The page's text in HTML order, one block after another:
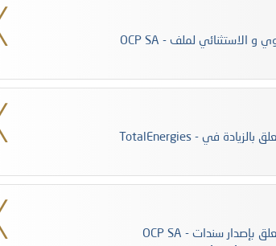
OCP SA - تؤشر الهيئة المغربية لسوق الرساميل على التحيين السنوي و الاستثنائي لملف
TotalEnergies - تؤشر الهيئة المغربية لسوق الرساميل على المنشور المتعلق بالزيادة في
OCP SA - تؤشر الهيئة المغربية لسوق الرساميل على المنشور المتعلق بإصدار سندات